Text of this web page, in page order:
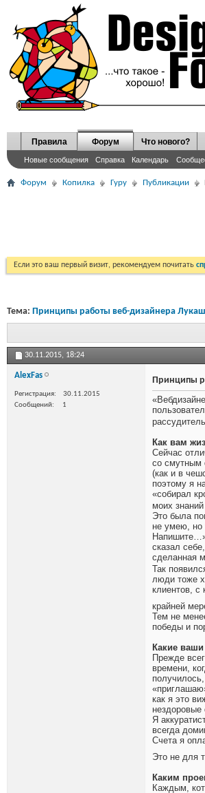
Правила Форум
Новые сообщения Справка Календарь
Что нового?
Форум Копилка Гуру Публикации
Если это ваш первый визит, рекомендуем почитать
Тема: Принципы работы веб-дизайнера
30.11.2015, 18:24
AlexFas
Регистрация
30.11.2015
Сообщений
1
Принципы
Как вам
Сейчас
со смутным
(как и в
поэтому я
«собирал
моих
Это была
не умею, но
сказал
сделанная
Так
люди тоже
клиентов, с
крайней
Тем не
победы и
Какие
Прежде
времени,
как я это
Я
всегда
Счета я
Это не для
Каким
Каждым,